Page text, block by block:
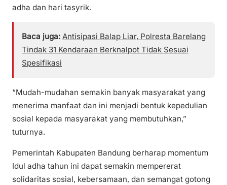
adha dan hari tasyrik.
Baca juga: Antisipasi Balap Liar, Polresta Barelang
Tindak 31 Kendaraan Berknalpot Tidak Sesuai
Spesifikasi
“Mudah-mudahan semakin banyak masyarakat yang
menerima manfaat dan ini menjadi bentuk kepedulian
sosial kepada masyarakat yang membutuhkan,”
tuturnya.
Pemerintah Kabupaten Bandung berharap momentum
Idul adha tahun ini dapat semakin mempererat
solidaritas sosial, kebersamaan, dan semangat gotong